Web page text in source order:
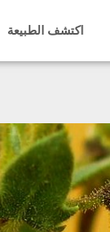
اكتشف الطبيعة